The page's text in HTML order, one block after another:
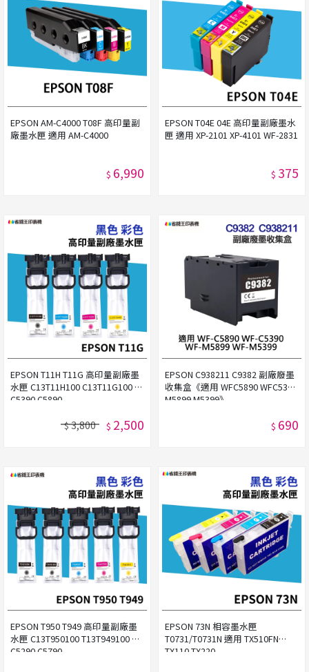
EPSON AM-C4000 T08F 高印量副
廠墨水匣 適用 AM-C4000
$ 6,990
EPSON T04E 04E 高印量副廠墨水
匣 適用 XP-2101 XP-4101 WF-2831
$ 375
EPSON T11H T11G 高印量副廠墨
水匣 C13T11H100 C13T11G100 適
C5390 C5890
$3,800 $ 2,500
EPSON C938211 C9382 副廠廢墨
收集盒《適用 WFC5890 WFC5390
M5899 M5399》
$ 690
EPSON T950 T949 高印量副廠墨
水匣 C13T950100 T13T949100 適
C5290 C5790
EPSON 73N 相容墨水匣
T0731/T0731N 適用 TX510FN
TX110 TX220